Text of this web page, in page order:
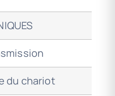
du chariot